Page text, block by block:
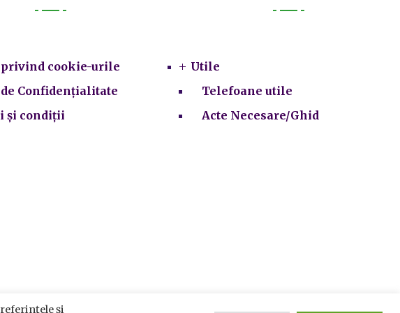
cookie-urile
Confidențialitate
și condiții
Utile
Telefoane utile
Acte Necesare/Ghid
și